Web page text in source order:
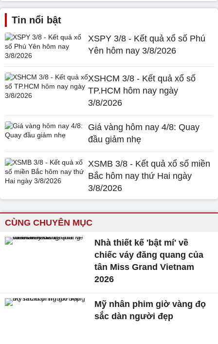
Tin nổi bật
XSPY 3/8 - Kết quả xổ số Phú
Yên hôm nay 3/8/2026
XSHCM 3/8 - Kết quả xổ số
TP.HCM hôm nay ngày
3/8/2026
Giá vàng hôm nay 4/8: Quay
đầu giảm nhẹ
XSMB 3/8 - Kết quả xổ số miền
Bắc hôm nay thứ Hai ngày
3/8/2026
CÙNG CHUYÊN MỤC
Nhà thiết kế 'bật mí' về
chiếc váy đăng quang của
tân Miss Grand Vietnam
2026
Mỹ nhân phim giờ vàng đọ
sắc dàn người đẹp